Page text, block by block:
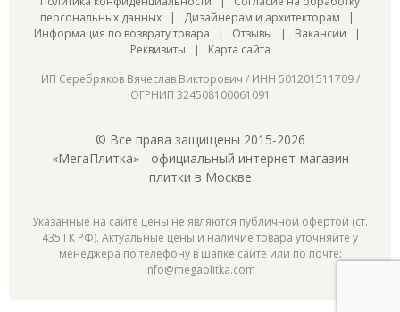
персональных данных | Дизайнерам и архитекторам |
Информация по возврату товара | Отзывы | Вакансии |
Реквизиты | Карта сайта
ИП Серебряков Вячеслав Викторович / ИНН 501201511709 /
ОГРНИП 324508100061091
© Все права защищены 2015-2026
«МегаПлитка» - официальный интернет-магазин
плитки в Москве
Указанные на сайте цены не являются публичной офертой (ст.
435 ГК РФ). Актуальные цены и наличие товара уточняйте у
менеджера по телефону в шапке сайте или по почте:
info@megaplitka.com